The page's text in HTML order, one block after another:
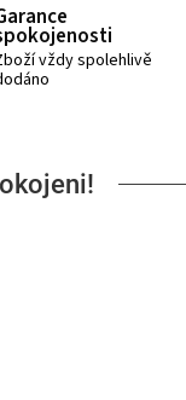
vždy spolehlivě